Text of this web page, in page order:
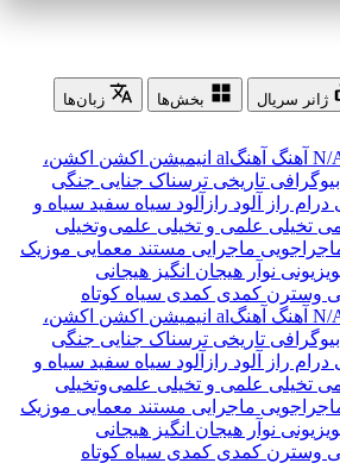
ژانر سریال بخش‌ها
زبان‌ها
N/ آهنگ آهنگal انیمیشن اکشن اکشن،
بیوگرافی تاریخی ترسناک جنایی جنگی
درام راز آلود رازآلود سیاه سفید سیاه و
تخیلی علمی و تخیلی علمی‌و‌تخیلی
ماجرایی مستند معمایی موزیک
نوآر هیجان انگیز هیجانی
وسترن کمدی کمدی سیاه کوتاه
N/ آهنگ آهنگal انیمیشن اکشن اکشن،
بیوگرافی تاریخی ترسناک جنایی جنگی
درام راز آلود رازآلود سیاه سفید سیاه و
تخیلی علمی و تخیلی علمی‌و‌تخیلی
ماجرایی مستند معمایی موزیک
نوآر هیجان انگیز هیجانی
وسترن کمدی کمدی سیاه کوتاه